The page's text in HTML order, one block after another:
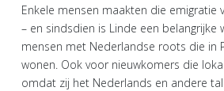
Enkele mensen maakten die emigratie
– en sindsdien is Linde een belangrijke
mensen met Nederlandse roots die in
wonen. Ook voor nieuwkomers die
omdat zij het Nederlands en andere